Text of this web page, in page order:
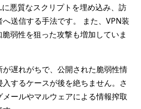
悪質なスクリプトを埋め込み、訪
送信する手法です。 また、VPN装
弱性を狙った攻撃も増加していま
が遅れがちで、公開された脆弱性情
するケースが後を絶ちません。さ
ールやマルウェアによる情報搾取